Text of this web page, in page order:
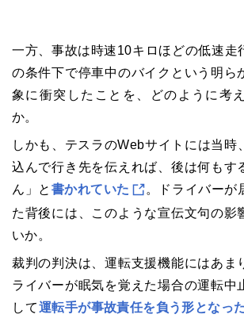
一方、事故は時速10キロほどの低速走
の条件下で停車中のバイクという明ら
象に衝突したことを、どのように考
か。
しかも、テスラのWebサイトには当時
込んで行き先を伝えれば、後は何もす
ん」と 書かれていた
。ドライバーが
た背後には、このような宣伝文句の影
いか。
裁判の判決は、運転支援機能にはあま
ライバーが眠気を覚えた場合の運転中
して運転手が事故責任を負う形となっ